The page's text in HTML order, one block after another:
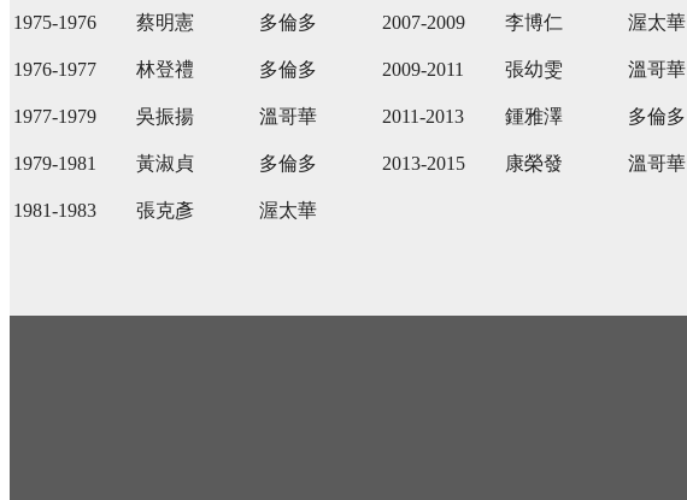
1975-1976 蔡明憲 多倫多 2007-2009 李博仁 渥太華
1976-1977 林登禮 多倫多 2009-2011 張幼雯 溫哥華
1977-1979 吳振揚 溫哥華 2011-2013 鍾雅澤 多倫多
1979-1981 黃淑貞 多倫多 2013-2015 康榮發 溫哥華
1981-1983 張克彥 渥太華